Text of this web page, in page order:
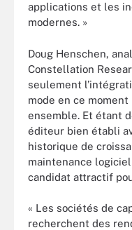
applications et les
modernes. »
Doug Henschen,
Constellation
seulement
mode en ce moment
ensemble. Et étant
éditeur bien établi
historique de
maintenance
candidat attractif
« Les sociétés de
recherchent des